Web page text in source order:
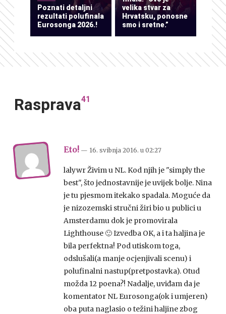
Poznati detaljni
rezultati polufinala
Eurosonga 2026.!
velika stvar za
Hrvatsku, ponosne
smo i sretne.”
Rasprava41
Eto! — 16. svibnja 2016. u 02:27
lalywr Živim u NL. Kod njih je "simply the
best", što jednostavnije je uvijek bolje. Nina
je tu pjesmom itekako spadala. Moguće da
je nizozemski stručni žiri bio u publici u
Amsterdamu dok je promovirala
Lighthouse 🙂 Izvedba OK, a i ta haljina je
bila perfektna! Pod utiskom toga,
odslušali(a manje ocjenjivali scenu) i
polufinalni nastup(pretpostavka). Otud
možda 12 poena?! Nadalje, uviđam da je
komentator NL Eurosonga(ok i umjeren)
oba puta naglasio o težini haljine zbog